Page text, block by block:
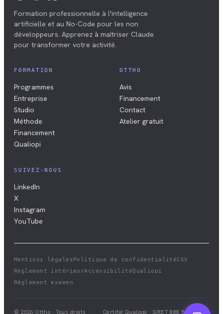
Formation professionnelle à l'intelligence
artificielle et au No-Code pour les non
développeurs. Apprenez à maîtriser Claude
pour transformer votre activité.
FORMATION
Programmes
Entreprise
Studio
Méthode
Financement
Qualiopi
OTTHO
Avis
Financement
Contact
Atelier gratuit
SUIVEZ-NOUS
LinkedIn
X
Instagram
YouTube
Mentions légalesPolitique de confidentialitéCGV
Règlement intérieurAccessibilitéQualiopi
Règlement examen
© 2026 Ottho · Tous droits Certifié Qualiopi · SIRET888 528 411